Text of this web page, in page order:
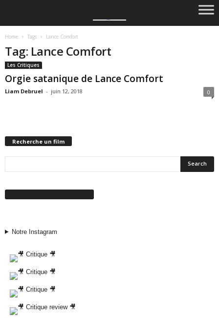
Home Tags Lance Comfort
Tag: Lance Comfort
Les Critiques
Orgie satanique de Lance Comfort
Liam Debruel - juin 12, 2018 0
Recherche un film
Notre Instagram